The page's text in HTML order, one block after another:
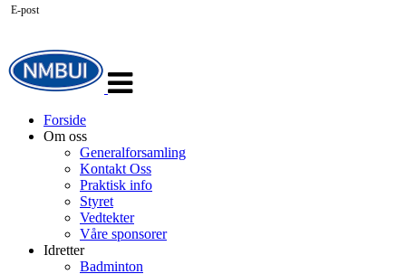
navigasjon
Forside
Om oss
Generalforsamling
Kontakt Oss
Praktisk info
Styret
Vedtekter
Våre sponsorer
Idretter
Badminton
E-post